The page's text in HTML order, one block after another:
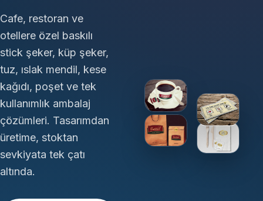
Cafe, restoran ve
otellere özel baskılı
stick şeker, küp şeker,
tuz, ıslak mendil, kese
kağıdı, poşet ve tek
kullanımlık ambalaj
çözümleri. Tasarımdan
üretime, stoktan
sevkiyata tek çatı
altında.